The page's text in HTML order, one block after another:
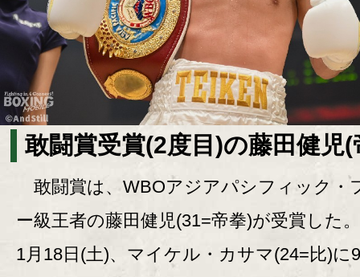
敢闘賞受賞(2度目)の藤田健児(
敢闘賞は、WBOアジアパシフィック・
ー級王者の藤田健児(31=帝拳)が受賞した
1月18日(土)、マイケル・カサマ(24=比)に